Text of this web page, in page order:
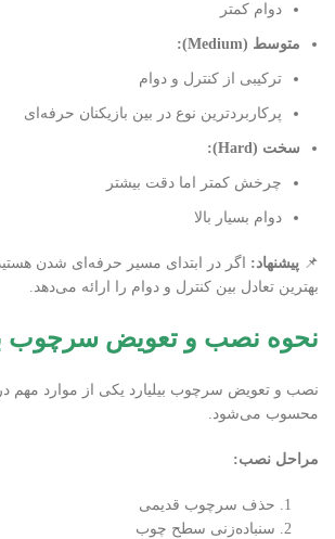
دوام کمتر
متوسط (Medium):
ترکیبی از کنترل و دوام
پرکاربردترین نوع در بین بازیکنان حرفه‌ای
سخت (Hard):
چرخش کمتر اما دقت بیشتر
دوام بسیار بالا
📌 پیشنهاد: اگر در ابتدای مسیر حرفه‌ای شدن
بهترین تعادل بین کنترل و دوام را ارائه می‌دهد.
نحوه نصب و تعویض سرچوب
نصب و تعویض سرچوب بیلیارد یکی از موارد مهم
محسوب می‌شود.
مراحل نصب:
حذف سرچوب قدیمی
سنباده‌زنی سطح چوب